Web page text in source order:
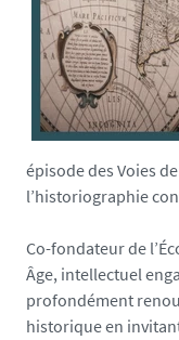
épisode des Voies
l’historiographie
Co-fondateur de
Âge, intellectuel
profondément
historique en